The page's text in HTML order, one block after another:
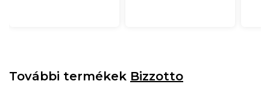
További termékek Bizzotto